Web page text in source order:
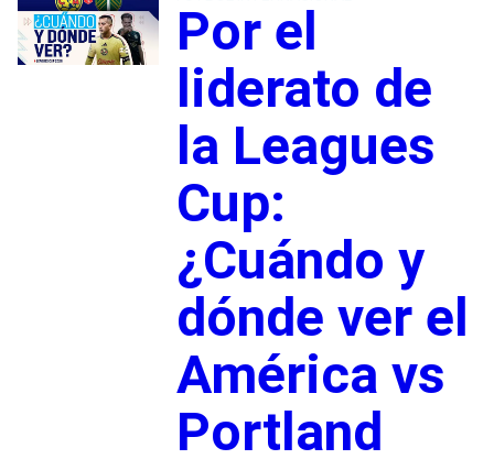
Por el
liderato de
la Leagues
Cup:
¿Cuándo y
dónde ver el
América vs
Portland